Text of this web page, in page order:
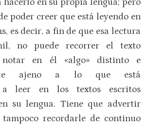
hacerlo en su propia lengua; pero
poder creer que está leyendo en
es decir, a fin de que esa lectura
no puede recorrer el texto
en él «algo» distinto e
ajeno a lo que está
a leer en los textos escritos
su lengua. Tiene que advertir
tampoco recordarle de continuo